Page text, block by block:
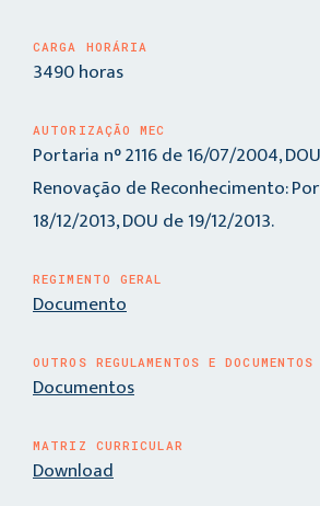
CARGA HORÁRIA
3490 horas
AUTORIZAÇÃO MEC
Portaria n° 2116 de 16/07/2004,
Renovação de Reconhecimento:
18/12/2013, DOU de 19/12/2013.
REGIMENTO GERAL
Documento
OUTROS REGULAMENTOS E DOCUMENTOS
Documentos
MATRIZ CURRICULAR
Download